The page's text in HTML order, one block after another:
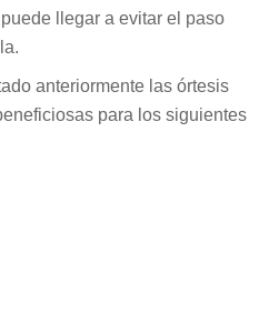
llegar a evitar el paso
anteriormente las órtesis
para los siguientes